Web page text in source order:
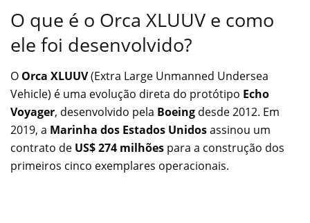
O que é o Orca XLUUV e como
ele foi desenvolvido?
O Orca XLUUV(Extra Large Unmanned Undersea
Vehicle) é uma evolução direta do protótipo Echo
Voyager, desenvolvido pela Boeing desde 2012. Em
2019, a Marinha dos Estados Unidosassinou um
contrato de US$ 274 milhões para a construção dos
primeiros cinco exemplares operacionais.